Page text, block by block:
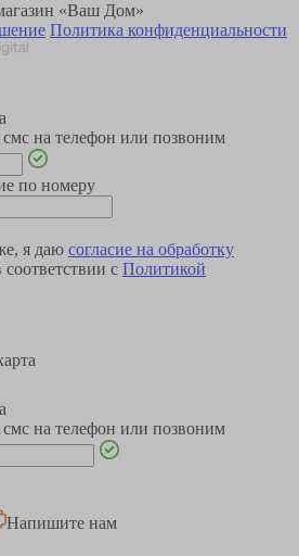
«Ваш Дом»
Политика конфиденциальности
на телефон или позвоним
по номеру
я даю согласие на обработку
соответствии с Политикой
на телефон или позвоним
Напишите нам